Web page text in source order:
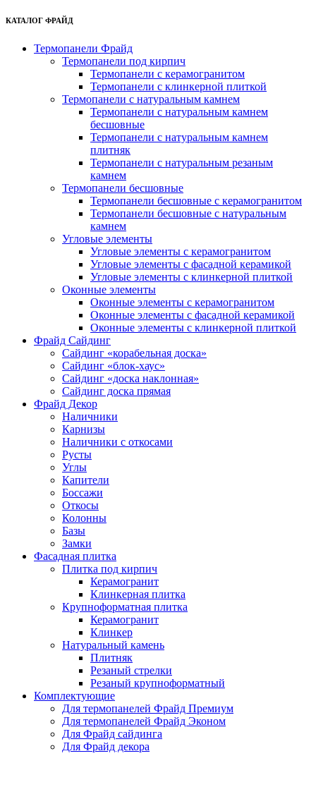
КАТАЛОГ ФРАЙД
Термопанели Фрайд
Термопанели под кирпич
Термопанели с керамогранитом
Термопанели с клинкерной плиткой
Термопанели с натуральным камнем
Термопанели с натуральным камнем
бесшовные
Термопанели с натуральным камнем
плитняк
Термопанели с натуральным резаным
камнем
Термопанели бесшовные
Термопанели бесшовные с керамогранитом
Термопанели бесшовные с натуральным
камнем
Угловые элементы
Угловые элементы с керамогранитом
Угловые элементы с фасадной керамикой
Угловые элементы с клинкерной плиткой
Оконные элементы
Оконные элементы с керамогранитом
Оконные элементы с фасадной керамикой
Оконные элементы с клинкерной плиткой
Фрайд Сайдинг
Сайдинг «корабельная доска»
Сайдинг «блок-хаус»
Сайдинг «доска наклонная»
Сайдинг доска прямая
Фрайд Декор
Наличники
Карнизы
Наличники с откосами
Русты
Углы
Капители
Боссажи
Откосы
Колонны
Базы
Замки
Фасадная плитка
Плитка под кирпич
Керамогранит
Клинкерная плитка
Крупноформатная плитка
Керамогранит
Клинкер
Натуральный камень
Плитняк
Резаный стрелки
Резаный крупноформатный
Комплектующие
Для термопанелей Фрайд Премиум
Для термопанелей Фрайд Эконом
Для Фрайд сайдинга
Для Фрайд декора